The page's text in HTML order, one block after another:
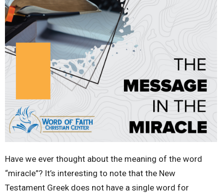
Have we ever thought about the meaning of the word
“miracle”? It’s interesting to note that the New
Testament Greek does not have a single word for